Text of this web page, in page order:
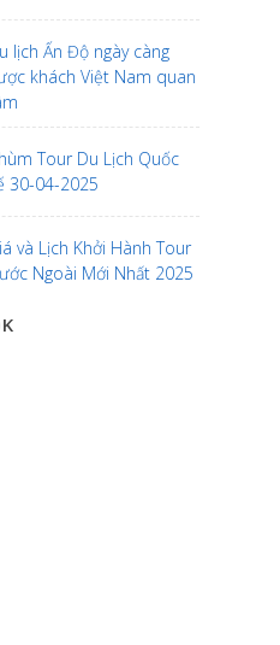
lịch Ấn Độ ngày càng
khách Việt Nam quan
Tour Du Lịch Quốc
30-04-2025
và Lịch Khởi Hành Tour
Ngoài Mới Nhất 2025